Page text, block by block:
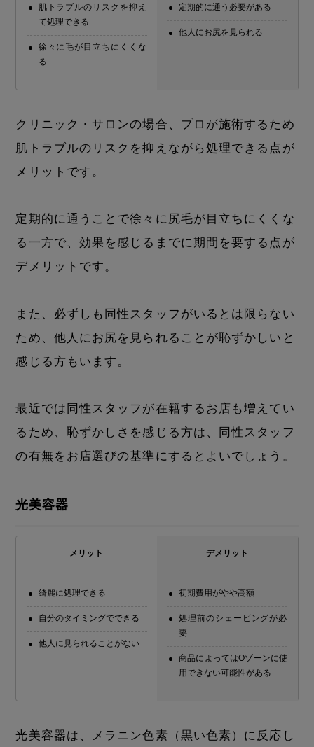
肌トラブルのリスクを抑え
て処理できる
徐々に毛が目立ちにくくな
る
定期的に通う必要がある
他人にお尻を見られる
クリニック・サロンの場合、プロが施術するため
肌トラブルのリスクを抑えながら処理できる点が
メリットです。
定期的に通うことで徐々に尻毛が目立ちにくくな
る一方で、効果を感じるまでに期間を要する点が
デメリットです。
また、必ずしも同性スタッフがいるとは限らない
ため、他人にお尻を見られることが恥ずかしいと
感じる方もいます。
最近では同性スタッフが在籍するお店も増えてい
るため、恥ずかしさを感じる方は、同性スタッフ
の有無をお店選びの基準にするとよいでしょう。
光美容器
メリット
綺麗に処理できる
自分のタイミングでできる
他人に見られることがない
デメリット
初期費用がやや高額
処理前のシェービングが必
要
商品によってはOゾーンに使
用できない可能性がある
光美容器は、メラニン色素（黒い色素）に反応し